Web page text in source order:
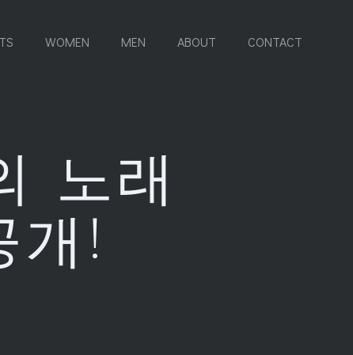
WOMEN MEN ABOUT CONTACT
노래
개!